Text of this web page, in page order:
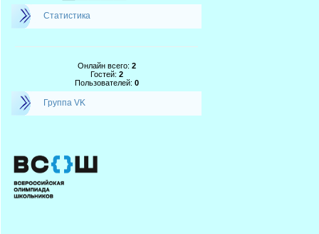
Статистика
Онлайн всего: 2
Гостей: 2
Пользователей: 0
Группа VK